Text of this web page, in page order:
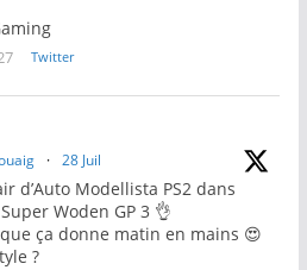
Twitter
· 28 Juil
d’Auto Modellista PS2 dans
Woden GP 3 👌
que ça donne matin en mains 😍
?